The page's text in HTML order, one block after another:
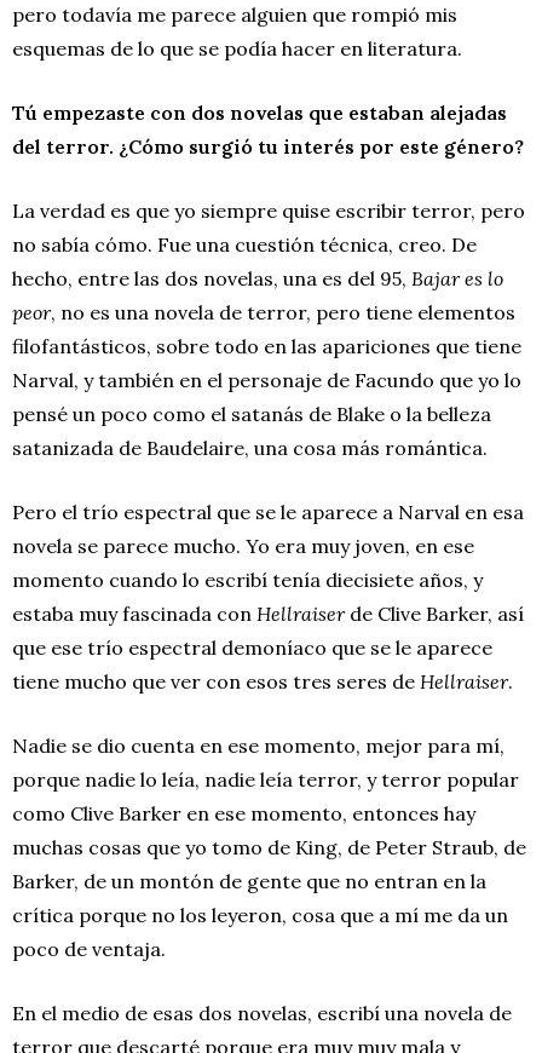
pero todavía me parece alguien que rompió mis
esquemas de lo que se podía hacer en literatura.
Tú empezaste con dos novelas que estaban alejadas
del terror. ¿Cómo surgió tu interés por este género?
La verdad es que yo siempre quise escribir terror, pero
no sabía cómo. Fue una cuestión técnica, creo. De
hecho, entre las dos novelas, una es del 95, Bajar es lo
peor, no es una novela de terror, pero tiene elementos
filofantásticos, sobre todo en las apariciones que tiene
Narval, y también en el personaje de Facundo que yo lo
pensé un poco como el satanás de Blake o la belleza
satanizada de Baudelaire, una cosa más romántica.
Pero el trío espectral que se le aparece a Narval en esa
novela se parece mucho. Yo era muy joven, en ese
momento cuando lo escribí tenía diecisiete años, y
estaba muy fascinada con Hellraiser de Clive Barker, así
que ese trío espectral demoníaco que se le aparece
tiene mucho que ver con esos tres seres de Hellraiser.
Nadie se dio cuenta en ese momento, mejor para mí,
porque nadie lo leía, nadie leía terror, y terror popular
como Clive Barker en ese momento, entonces hay
muchas cosas que yo tomo de King, de Peter Straub, de
Barker, de un montón de gente que no entran en la
crítica porque no los leyeron, cosa que a mí me da un
poco de ventaja.
En el medio de esas dos novelas, escribí una novela de
terror que descarté porque era muy muy mala y